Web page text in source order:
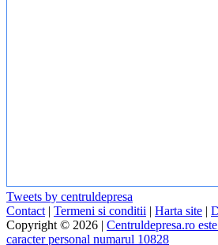
Tweets by centruldepresa
Contact | Termeni si conditii | Harta site |
Copyright © 2026 | Centruldepresa.ro
caracter personal numarul 10828